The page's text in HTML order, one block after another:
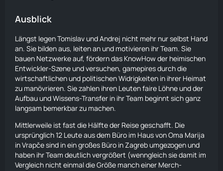
Ausblick
Längst legen Tomislav und Andrej nicht mehr nur selbst Hand
an. Sie bilden aus, leiten an und motivieren ihr Team. Sie
bauen Netzwerke auf, fördern das KnowHow der heimischen
Entwickler-Szene und versuchen, gamepires durch die
wirtschaftlichen und politischen Widrigkeiten in ihrer Heimat
zu manövrieren. Sie zahlen ihren Leuten faire Löhne und der
Aufbau und Wissens-Transfer in ihr Team beginnt sich ganz
langsam bemerkbar zu machen.
Mittlerweile ist fast die Hälfte der Reise geschafft. Die
ursprünglich 12 Leute aus dem Büro im Haus von Oma Marija
in Vrapče sind in ein großes Büro in Zagreb umgezogen und
haben ihr Team deutlich vergrößert (wenngleich sie damit im
Vergleich nicht einmal die Größe manch einer Merch-